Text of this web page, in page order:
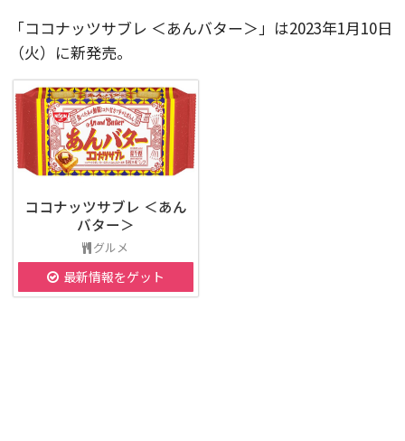
「ココナッツサブレ ＜あんバター＞」は2023年1月10日
（火）に新発売。
ココナッツサブレ ＜あん
バター＞
グルメ
最新情報をゲット